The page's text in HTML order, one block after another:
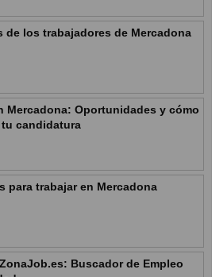
de los trabajadores de Mercadona
Mercadona: Oportunidades y cómo
candidatura
para trabajar en Mercadona
Buscador de Empleo